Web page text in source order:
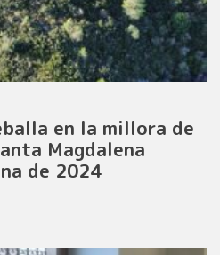
en la millora de
Magdalena
de 2024